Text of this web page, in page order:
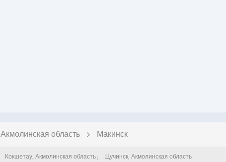
Акмолинская область Макинск
Кокшетау, Акмолинская область Щучинск, Акмолинская область